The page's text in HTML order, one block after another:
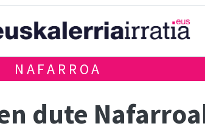
NAFARROA
dute